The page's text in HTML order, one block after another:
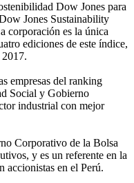
Dow Jones para
Jones Sustainability
es la única
ediciones de este índice,
empresas del ranking
Social y Gobierno
industrial con mejor
Corporativo de la Bolsa
y es un referente en la
accionistas en el Perú.